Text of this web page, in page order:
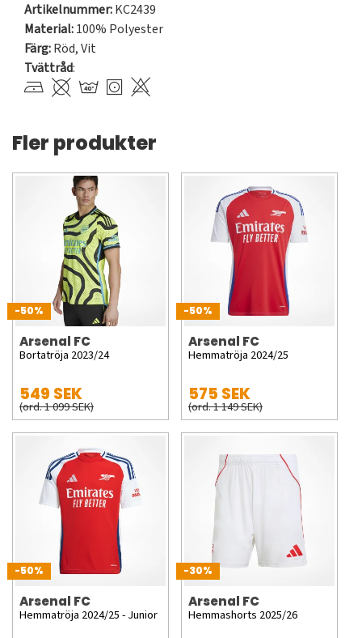
Artikelnummer:KC2439
Material:100% Polyester
Färg:Röd,Vit
Tvättråd:
Fler produkter
-50%
Arsenal FC
Bortatröja 2023/24
549 SEK
(ord. 1 099 SEK)
-50%
Arsenal FC
Hemmatröja 2024/25
575 SEK
(ord. 1 149 SEK)
-50%
Arsenal FC
Hemmatröja 2024/25 - Junior
-30%
Arsenal FC
Hemmashorts 2025/26